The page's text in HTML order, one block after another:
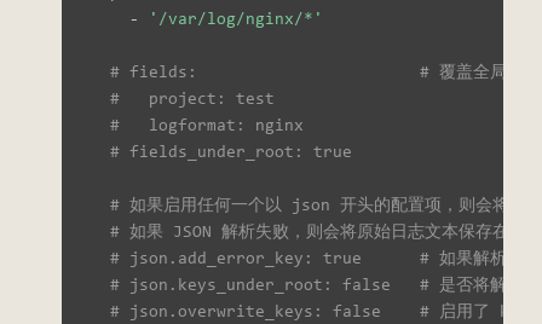
-
'/var/log/nginx/*'
# fields:                       # 覆盖全局的
#   project: test
#   logformat: nginx
# fields_under_root: true
# 如果启用任何一个以 json 开头的配置项，则会将每
# 如果 JSON 解析失败，则会将原始日志文本保存在
# json.add_error_key: true      # 如果解析出错
# json.keys_under_root: false   # 是否将解析出
# json.overwrite_keys: false    # 启用了